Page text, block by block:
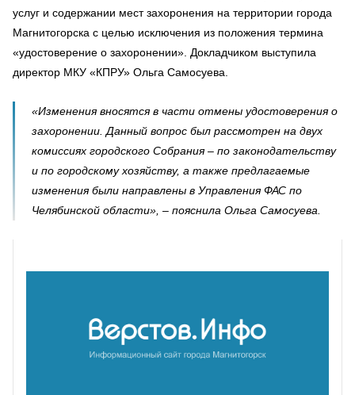
услуг и содержании мест захоронения на территории города
Магнитогорска с целью исключения из положения термина
«удостоверение о захоронении». Докладчиком выступила
директор МКУ «КПРУ» Ольга Самосуева.
«Изменения вносятся в части отмены удостоверения о
захоронении. Данный вопрос был рассмотрен на двух
комиссиях городского Собрания – по законодательству
и по городскому хозяйству, а также предлагаемые
изменения были направлены в Управления ФАС по
Челябинской области», – пояснила Ольга Самосуева.